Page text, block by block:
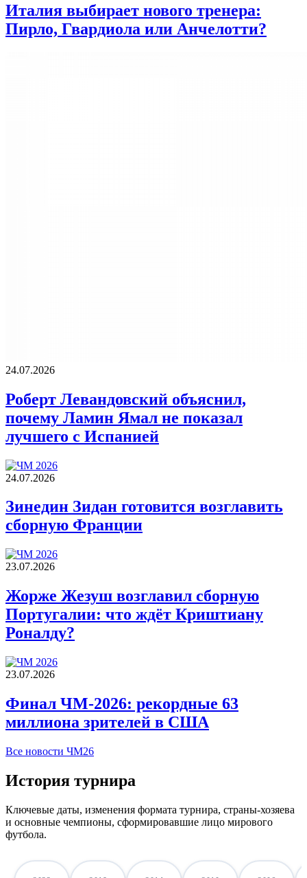
Италия выбирает нового тренера:
Пирло, Гвардиола или Анчелотти?
24.07.2026
Роберт Левандовский объяснил,
почему Ламин Ямал не показал
лучшего с Испанией
24.07.2026
Зинедин Зидан готовится возглавить
сборную Франции
23.07.2026
Жорже Жезуш возглавил сборную
Португалии: что ждёт Криштиану
Роналду?
23.07.2026
Финал ЧМ-2026: рекордные 63
миллиона зрителей в США
Все новости ЧМ26
История турнира
Ключевые даты, изменения формата турнира, страны‑хозяева
и основные чемпионы, сформировавшие лицо мирового
футбола.